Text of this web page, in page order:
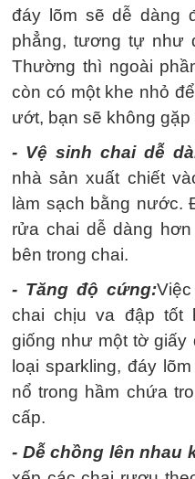
đáy lõm sẽ dễ dàng
phẳng, tương tự như
Thường thì ngoài
còn có một khe nhỏ
ướt, bạn sẽ không
- Vệ sinh chai dễ
nhà sản xuất chiết
làm sạch bằng nước.
rửa chai dễ dàng
bên trong chai.
- Tăng độ cứng:
chai chịu va đập tốt
giống như một tờ giấy
loại sparkling, đáy
nổ trong hầm chứa
cấp.
- Dễ chồng lên nhau